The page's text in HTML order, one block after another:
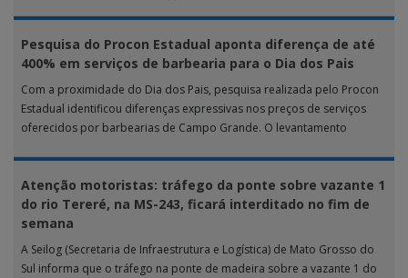
Pesquisa do Procon Estadual aponta diferença de até
400% em serviços de barbearia para o Dia dos Pais
Com a proximidade do Dia dos Pais, pesquisa realizada pelo Procon
Estadual identificou diferenças expressivas nos preços de serviços
oferecidos por barbearias de Campo Grande. O levantamento
Atenção motoristas: tráfego da ponte sobre vazante 1
do rio Tereré, na MS-243, ficará interditado no fim de
semana
A Seilog (Secretaria de Infraestrutura e Logística) de Mato Grosso do
Sul informa que o tráfego na ponte de madeira sobre a vazante 1 do